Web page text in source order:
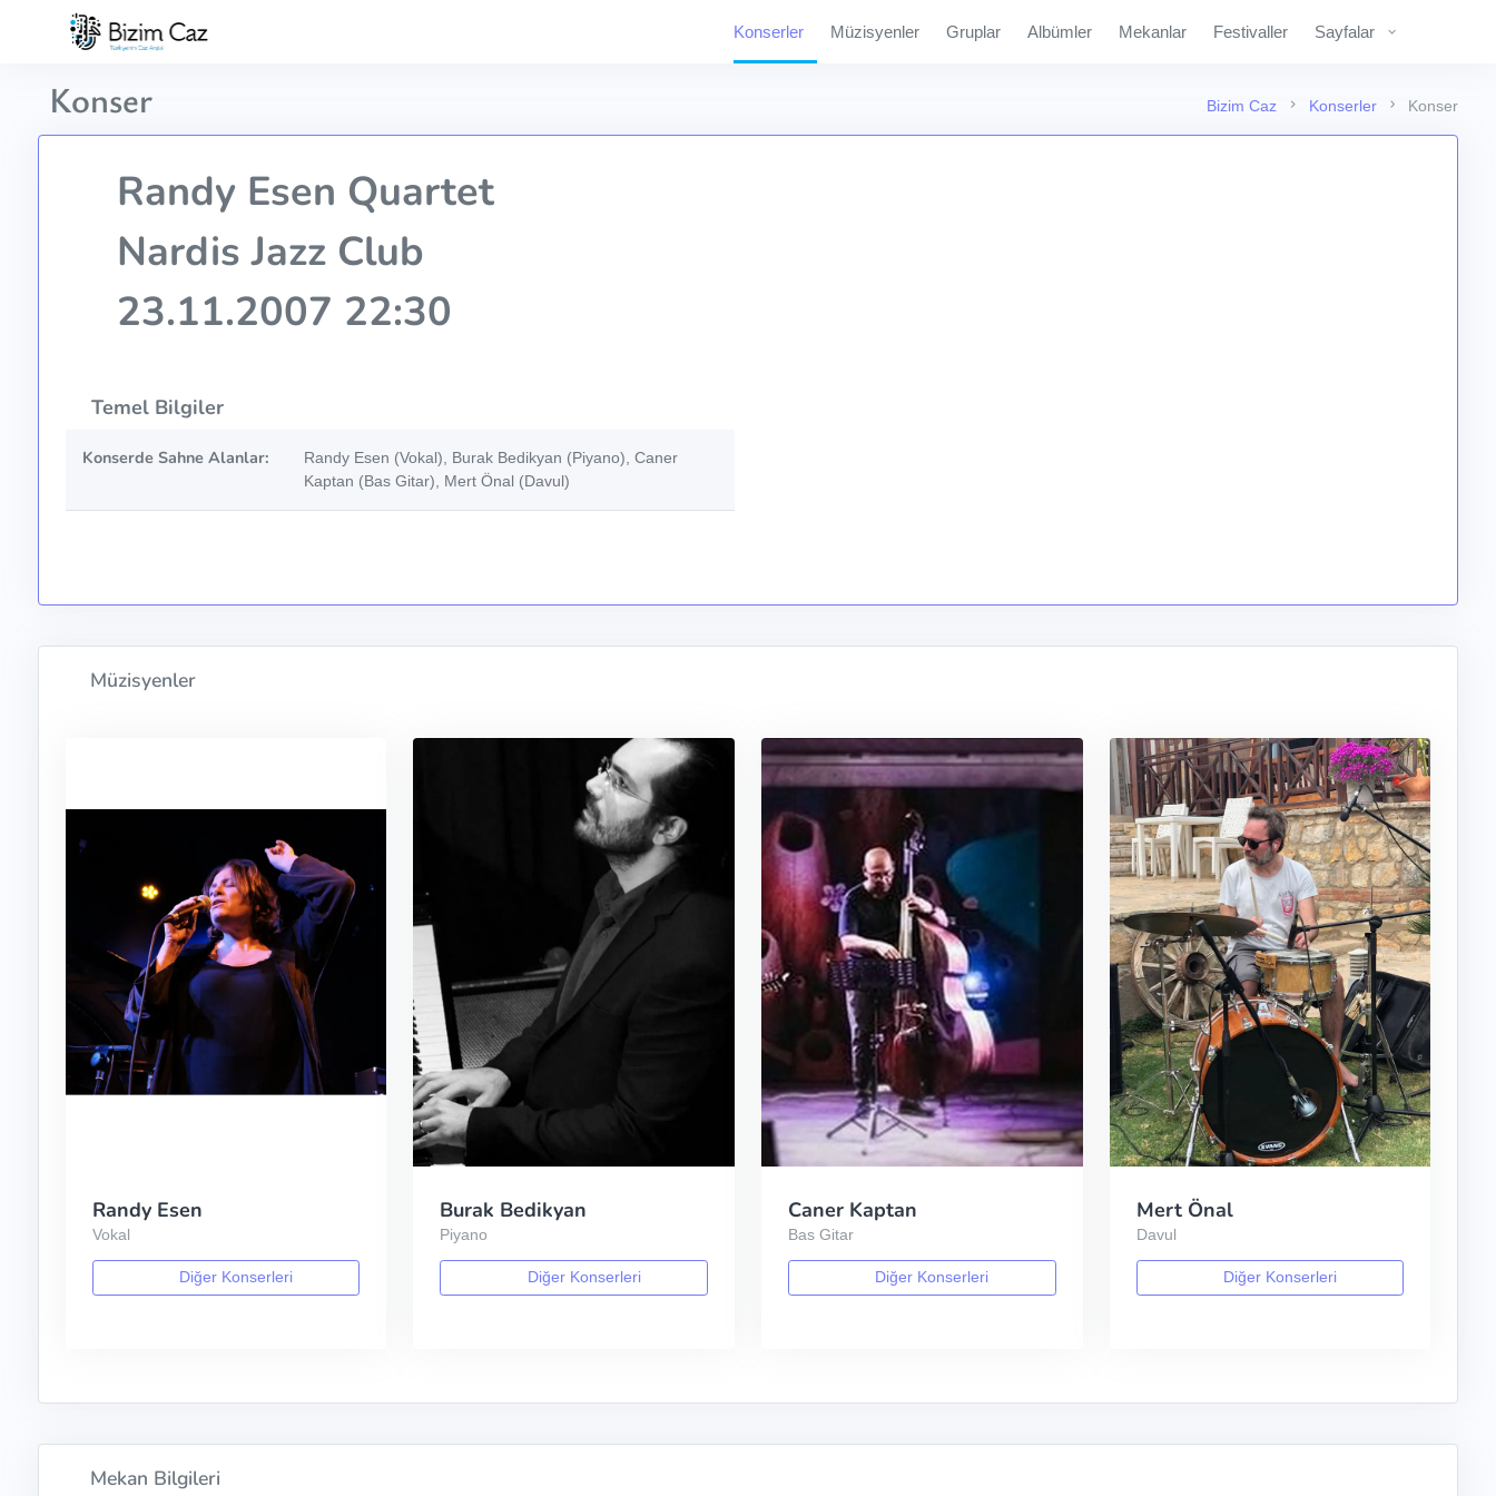
Konserler Müzisyenler Gruplar Albümler Mekanlar Festivaller Sayfalar
Bizim Caz Konserler Konser
Konser
Randy Esen Quartet
Nardis Jazz Club
23.11.2007 22:30
Temel Bilgiler
Konserde Sahne Alanlar:
Randy Esen (Vokal), Burak Bedikyan (Piyano), Caner
Kaptan (Bas Gitar), Mert Önal (Davul)
Müzisyenler
Randy Esen
Vokal
Diğer Konserleri
Burak Bedikyan
Piyano
Diğer Konserleri
Caner Kaptan
Bas Gitar
Diğer Konserleri
Mert Önal
Davul
Diğer Konserleri
Mekan Bilgileri